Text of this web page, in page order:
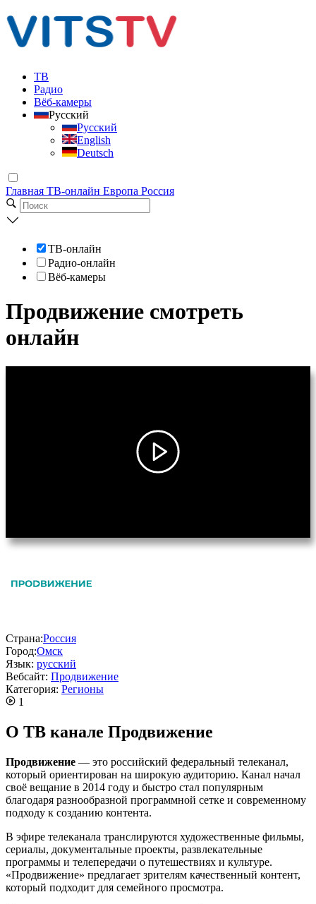
ТВ
Радио
Вёб-камеры
Русский
Русский
English
Deutsch
Главная ТВ-онлайн Европа Россия
ТВ-онлайн
Радио-онлайн
Вёб-камеры
Продвижение смотреть
онлайн
Страна:Россия
Город:Омск
Язык: русский
Вебсайт: Продвижение
Категория: Регионы
1
О ТВ канале Продвижение
Продвижение — это российский федеральный телеканал,
который ориентирован на широкую аудиторию. Канал начал
своё вещание в 2014 году и быстро стал популярным
благодаря разнообразной программной сетке и современному
подходу к созданию контента.
В эфире телеканала транслируются художественные фильмы,
сериалы, документальные проекты, развлекательные
программы и телепередачи о путешествиях и культуре.
«Продвижение» предлагает зрителям качественный контент,
который подходит для семейного просмотра.